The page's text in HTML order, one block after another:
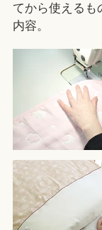
てから使えるも
内容。